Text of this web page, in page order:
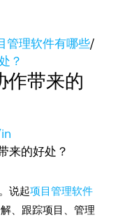
管理软件有哪些/
？
作带来的
说起项目管理软件
、跟踪项目、管理